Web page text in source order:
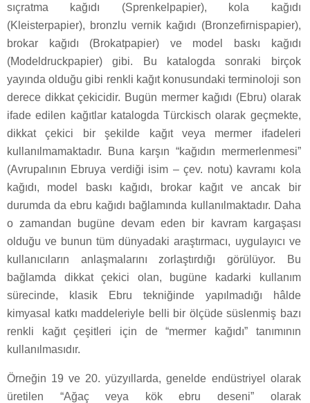
sıçratma kağıdı (Sprenkelpapier), kola kağıdı
(Kleisterpapier), bronzlu vernik kağıdı (Bronzefirnispapier),
brokar kağıdı (Brokatpapier) ve model baskı kağıdı
(Modeldruckpapier) gibi. Bu katalogda sonraki birçok
yayında olduğu gibi renkli kağıt konusundaki terminoloji son
derece dikkat çekicidir. Bugün mermer kağıdı (Ebru) olarak
ifade edilen kağıtlar katalogda Türckisch olarak geçmekte,
dikkat çekici bir şekilde kağıt veya mermer ifadeleri
kullanılmamaktadır. Buna karşın “kağıdın mermerlenmesi”
(Avrupalının Ebruya verdiği isim – çev. notu) kavramı kola
kağıdı, model baskı kağıdı, brokar kağıt ve ancak bir
durumda da ebru kağıdı bağlamında kullanılmaktadır. Daha
o zamandan bugüne devam eden bir kavram kargaşası
olduğu ve bunun tüm dünyadaki araştırmacı, uygulayıcı ve
kullanıcıların anlaşmalarını zorlaştırdığı görülüyor. Bu
bağlamda dikkat çekici olan, bugüne kadarki kullanım
sürecinde, klasik Ebru tekniğinde yapılmadığı hâlde
kimyasal katkı maddeleriyle belli bir ölçüde süslenmiş bazı
renkli kağıt çeşitleri için de “mermer kağıdı” tanımının
kullanılmasıdır.
Örneğin 19 ve 20. yüzyıllarda, genelde endüstriyel olarak
üretilen “Ağaç veya kök ebru deseni” olarak